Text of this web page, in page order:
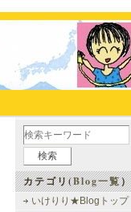
カテゴリ(Blog一覧）
いけりり★Blogトップ